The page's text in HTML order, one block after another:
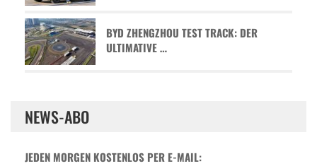
BYD ZHENGZHOU TEST TRACK: DER
ULTIMATIVE …
NEWS-ABO
JEDEN MORGEN KOSTENLOS PER E-MAIL: